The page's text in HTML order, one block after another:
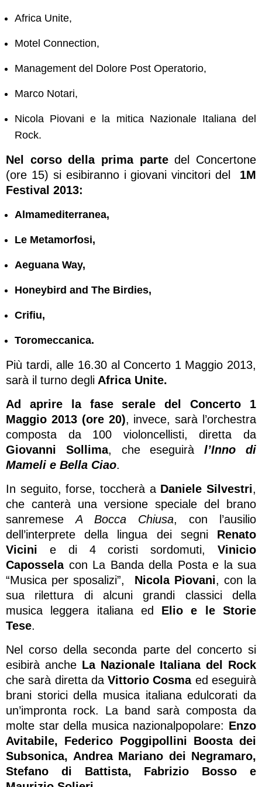
Africa Unite,
Motel Connection,
Management del Dolore Post Operatorio,
Marco Notari,
Nicola Piovani e la mitica Nazionale Italiana del
Rock.
Nel corso della prima partedel Concertone
(ore 15) si esibiranno i giovani vincitori del 1M
Festival 2013:
Almamediterranea,
Le Metamorfosi,
Aeguana Way,
Honeybird and The Birdies,
Crifiu,
Toromeccanica.
Più tardi, alle 16.30 al Concerto 1 Maggio 2013,
sarà il turno degli Africa Unite.
Ad aprire la fase serale del Concerto 1
Maggio 2013 (ore 20), invece, sarà l’orchestra
composta da 100 violoncellisti, diretta da
Giovanni Sollima, che eseguirà l’Inno di
Mameli e Bella Ciao.
In seguito, forse, toccherà a Daniele Silvestri,
che canterà una versione speciale del brano
sanremeseA Bocca Chiusa, con l’ausilio
dell’interprete della lingua dei segni Renato
Vicini e di 4 coristi sordomuti, Vinicio
Caposselacon La Banda della Posta e la sua
“Musica per sposalizi”, Nicola Piovani, con la
sua rilettura di alcuni grandi classici della
musica leggera italiana ed Elio e le Storie
Tese.
Nel corso della seconda parte del concerto si
esibirà anche La Nazionale Italiana del Rock
che sarà diretta daVittorio Cosmaed eseguirà
brani storici della musica italiana edulcorati da
un’impronta rock. La band sarà composta da
molte star della musica nazionalpopolare: Enzo
Avitabile, Federico Poggipollini Boosta dei
Subsonica, Andrea Mariano dei Negramaro,
Stefano di Battista, Fabrizio Bosso e